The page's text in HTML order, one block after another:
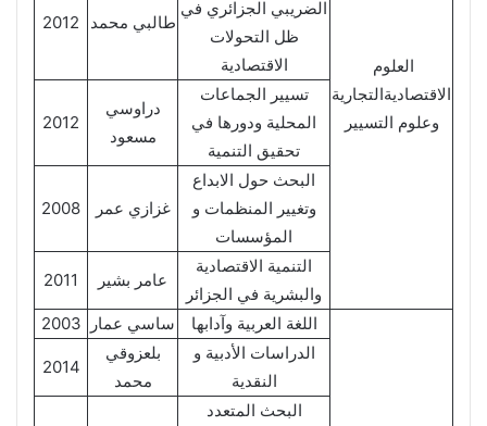
العلوم
الاقتصاديةالتجارية
وعلوم التسيير
الضريبي الجزائري في
ظل التحولات
الاقتصادية
طالبي محمد 2012
تسيير الجماعات
المحلية ودورها في
تحقيق التنمية
دراوسي
مسعود
2012
البحث حول الابداع
وتغيير المنظمات و
المؤسسات
غزازي عمر 2008
التنمية الاقتصادية
والبشرية في الجزائر
عامر بشير 2011
اللغة العربية وآدابها ساسي عمار
2003
الدراسات الأدبية و
النقدية
بلعزوقي
محمد
2014
البحث المتعدد